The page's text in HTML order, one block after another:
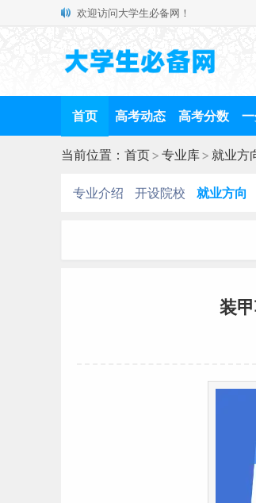
欢迎访问大学生必备网！
首页 高考动态 高考分数
当前位置： 首页> 专业库> 就业方
专业介绍 开设院校 就业方向
装